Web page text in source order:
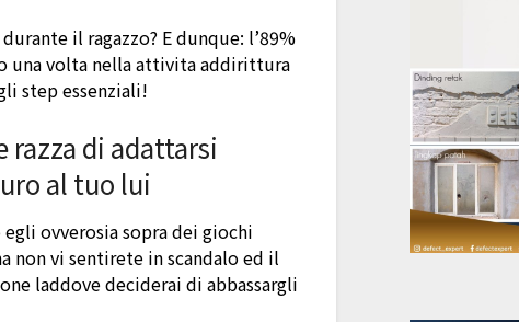
il ragazzo? E dunque: l’89%
una volta nella attivita addirittura
step essenziali!
di adattarsi
al tuo lui
ovverosia sopra dei giochi
non vi sentirete in scandalo ed il
laddove deciderai di abbassargli